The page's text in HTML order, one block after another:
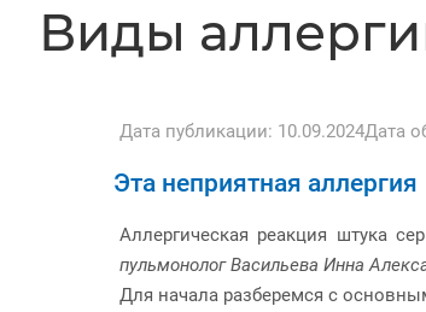
Виды
Дата публикации: 10.09.2024Дата
Эта неприятная аллергия
Аллергическая реакция штука
пульмонолог Васильева Инна
Для начала разберемся с